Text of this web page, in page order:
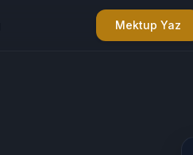
Mektup Yaz